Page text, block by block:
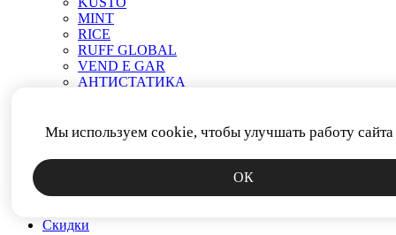
Мы используем cookie, чтобы улучшать работу сайта
ОК
MINT
RICE
RUFF GLOBAL
VEND E GAR
АНТИСТАТИКА
РОДИНА
ФИТИЛЬ
Новинки
Скидки